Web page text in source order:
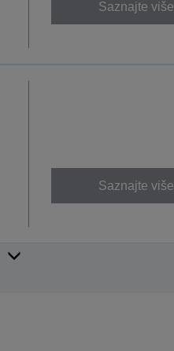
Saznajte više
Saznajte više